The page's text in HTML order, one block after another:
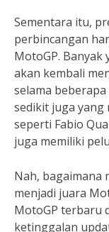
Sementara itu,
perbincangan
MotoGP. Banyak
akan kembali
selama
sedikit juga
seperti Fabio
juga memiliki
Nah, bagaimana
menjadi juara
MotoGP terbaru
ketinggalan